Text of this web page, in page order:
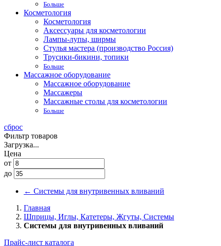
Больше
Косметология
Косметология
Аксессуары для косметологии
Лампы-лупы, ширмы
Стулья мастера (производство Россия)
Трусики-бикини, топики
Больше
Массажное оборудование
Массажное оборудование
Массажеры
Массажные столы для косметологии
Больше
сброс
Фильтр товаров
Загрузка...
Цена
от
до
← Системы для внутривенных вливаний
Главная
Шприцы, Иглы, Катетеры, Жгуты, Системы
Системы для внутривенных вливаний
Прайс-лист каталога